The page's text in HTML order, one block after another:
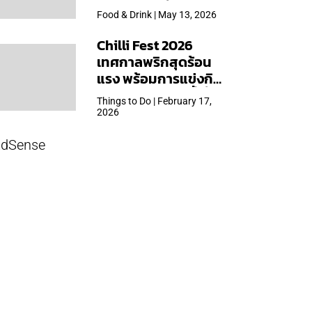
ใหญ่สุดเท่าที่เคยจัดมา
Food & Drink | May 13, 2026
Chilli Fest 2026
เทศกาลพริกสุดร้อน
แรง พร้อมการแข่งกิน
พริก จัด 28 มี.ค.นี้ ที่โรง
แรมคิมป์ตัน มาลัยฯ
Things to Do | February 17,
2026